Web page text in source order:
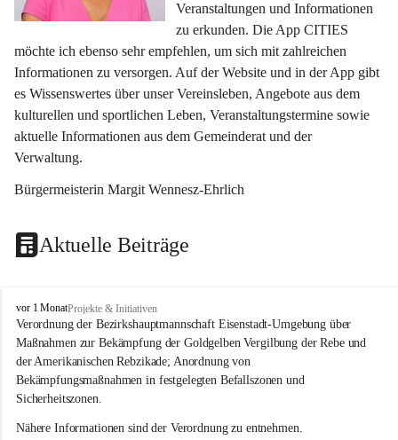
Veranstaltungen und Informationen
zu erkunden. Die App CITIES
möchte ich ebenso sehr empfehlen, um sich mit zahlreichen
Informationen zu versorgen. Auf der Website und in der App gibt
es Wissenswertes über unser Vereinsleben, Angebote aus dem
kulturellen und sportlichen Leben, Veranstaltungstermine sowie
aktuelle Informationen aus dem Gemeinderat und der
Verwaltung.
Bürgermeisterin Margit Wennesz-Ehrlich
Aktuelle Beiträge
O
s
l
i
p
vor 1 MonatProjekte & Initiativen
Verordnung der Bezirkshauptmannschaft Eisenstadt-Umgebung über
Maßnahmen zur Bekämpfung der Goldgelben Vergilbung der Rebe und
der Amerikanischen Rebzikade; Anordnung von
Bekämpfungsmaßnahmen in festgelegten Befallszonen und
Sicherheitszonen.
Nähere Informationen sind der Verordnung zu entnehmen.